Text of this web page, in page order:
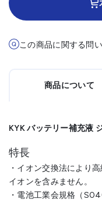
この商品に関する問
商品について
KYK バッテリー補充液
特長
・イオン交換法により
イオンを含みません。
・電池工業会規格（